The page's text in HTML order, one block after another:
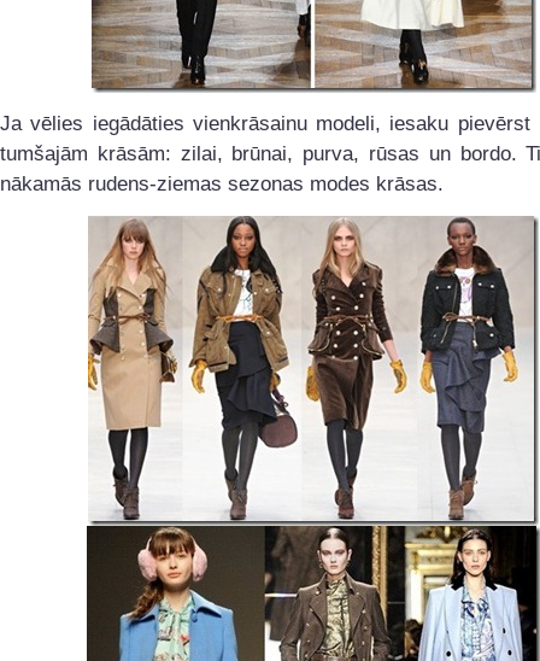
Ja vēlies iegādāties vienkrāsainu modeli, iesaku pievērst
tumšajām krāsām: zilai, brūnai, purva, rūsas un bordo.
nākamās rudens-ziemas sezonas modes krāsas.